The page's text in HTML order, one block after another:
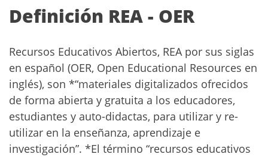
Definición REA - OER
Recursos Educativos Abiertos, REA por sus siglas
en español (OER, Open Educational Resources en
inglés), son *“materiales digitalizados ofrecidos
de forma abierta y gratuita a los educadores,
estudiantes y auto-didactas, para utilizar y re-
utilizar en la enseñanza, aprendizaje e
investigación”. *El término “recursos educativos